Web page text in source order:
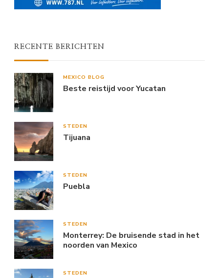
RECENTE BERICHTEN
MEXICO BLOG
Beste reistijd voor Yucatan
STEDEN
Tijuana
STEDEN
Puebla
STEDEN
Monterrey: De bruisende stad in het
noorden van Mexico
STEDEN